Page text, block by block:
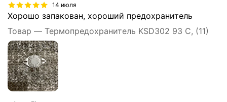
14 июля
Хорошо запакован, хороший предохранитель
Товар — Термопредохранитель KSD302 93 C, (11)